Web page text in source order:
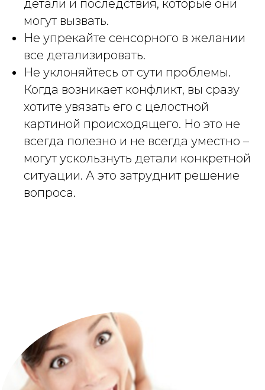
детали и последствия, которые они
могут вызвать.
Не упрекайте сенсорного в желании
все детализировать.
Не уклоняйтесь от сути проблемы.
Когда возникает конфликт, вы сразу
хотите увязать его с целостной
картиной происходящего. Но это не
всегда полезно и не всегда уместно –
могут ускользнуть детали конкретной
ситуации. А это затруднит решение
вопроса.